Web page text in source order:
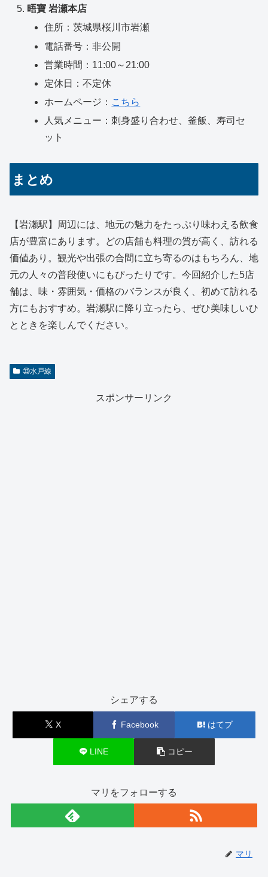
晤寶 岩瀬本店
住所：茨城県桜川市岩瀬
電話番号：非公開
営業時間：11:00～21:00
定休日：不定休
ホームページ： こちら
人気メニュー：刺身盛り合わせ、釜飯、寿司セ
ット
まとめ
【岩瀬駅】周辺には、地元の魅力をたっぷり味わえる飲食
店が豊富にあります。どの店舗も料理の質が高く、訪れる
価値あり。観光や出張の合間に立ち寄るのはもちろん、地
元の人々の普段使いにもぴったりです。今回紹介した5店
舗は、味・雰囲気・価格のバランスが良く、初めて訪れる
方にもおすすめ。岩瀬駅に降り立ったら、ぜひ美味しいひ
とときを楽しんでください。
㉝水戸線
スポンサーリンク
シェアする
X Facebook はてブ
LINE コピー
マリをフォローする
マリ